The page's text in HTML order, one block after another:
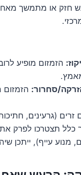
חזק או מתמשך
הזמזום מופיע
סחרור: הזמזום
זרים (גרעינים,
תצטרכו לפרק
מנוע עייף), ייתכן